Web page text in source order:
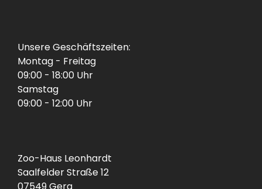
Unsere Geschäftszeiten:
Montag - Freitag
09:00 - 18:00 Uhr
Samstag
09:00 - 12:00 Uhr
Zoo-Haus Leonhardt
Saalfelder Straße 12